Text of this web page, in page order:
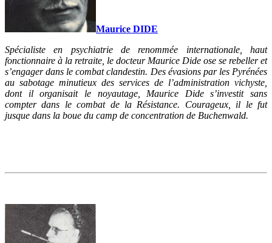
Maurice DIDE
Spécialiste en psychiatrie de renommée internationale, haut
fonctionnaire à la retraite, le docteur Maurice Dide ose se rebeller et
s’engager dans le combat clandestin. Des évasions par les Pyrénées
au sabotage minutieux des services de l’administration vichyste,
dont il organisait le noyautage, Maurice Dide s’investit sans
compter dans le combat de la Résistance. Courageux, il le fut
jusque dans la boue du camp de concentration de Buchenwald.